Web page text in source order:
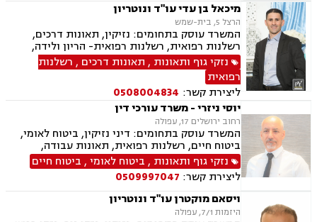
מיכאל בן עדי עו"ד ונוטריון
הרצל 5, בית-שמש
המשרד עוסק בתחומים: נזיקין, תאונות דרכים,
רשלנות רפואית, רשלנות רפואית- הריון ולידה,
תאונות עבודה, נזקי גוף, תאונות ספורט, אבדן כושר
עבודה , דיני ביטוח, דיני עבודה, דיני מקרקעין,
עסקאות מכר דירה, נוטריון.
נזקי גוף ותאונות , תאונות דרכים , רשלנות
רפואית
ליצירת קשר: 0508004834
יוסי ניזרי - משרד עורכי דין
רחוב ירושלים 17, עפולה
המשרד עוסק בתחומים: דיני נזיקין, ביטוח לאומי,
ביטוח חיים, רשלנות רפואית, תאונות עבודה,
תאונות דרכים, תאונות ספורט, נכי צה"ל, רשלנות
רפואית- הריון ולידה, דיני ביטוח, דיני עבודה,
פשיטת רגל, דיני חוזים ומסחר, סדר דין אזרחי
וראיות, דיני מקרקעין, מגשרים, אבדן כושר עבודה ,
אחריות מקצועית, ירושות וצוואות, לשון הרע, משפט
אזרחי, משרד הביטחון, נזקי גוף, תביעות גזזת.
נזקי גוף ותאונות , ביטוח לאומי, ביטוח חיים
ליצירת קשר: 0509997047
ויסאם מוקטרן עו"ד ונוטריון
היזמות 7/1, עפולה